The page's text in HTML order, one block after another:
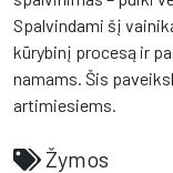
Spalvindami šį
kūrybinį procesą ir
namams. Šis
artimiesiems.
Žymos